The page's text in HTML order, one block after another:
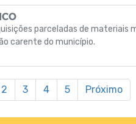
parceladas de materiais
carente do município.
2 3 4 5 Próximo